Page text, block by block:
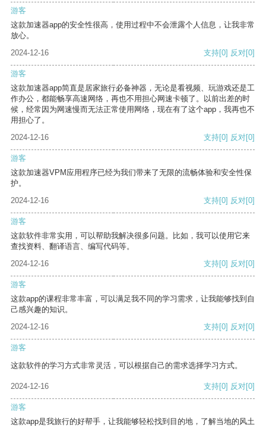
游客
这款加速器app的安全性很高，使用过程中不会泄露个人信息，让我非常
放心。
2024-12-16
支持[0] 反对[0]
游客
这款加速器app简直是居家旅行必备神器，无论是看视频、玩游戏还是工
作办公，都能畅享高速网络，再也不用担心网速卡顿了。以前出差的时
候，经常因为网速慢而无法正常使用网络，现在有了这个app，我再也不
用担心了。
2024-12-16
支持[0] 反对[0]
游客
这款加速器VPM应用程序已经为我们带来了无限的流畅体验和安全性保
护。
2024-12-16
支持[0] 反对[0]
游客
这款软件非常实用，可以帮助我解决很多问题。比如，我可以使用它来
查找资料、翻译语言、编写代码等。
2024-12-16
支持[0] 反对[0]
游客
这款app的课程非常丰富，可以满足我不同的学习需求，让我能够找到自
己感兴趣的知识。
2024-12-16
支持[0] 反对[0]
游客
这款软件的学习方式非常灵活，可以根据自己的需求选择学习方式。
2024-12-16 支持[0] 反对[0]
游客
这款app是我旅行的好帮手，让我能够轻松找到目的地，了解当地的风土